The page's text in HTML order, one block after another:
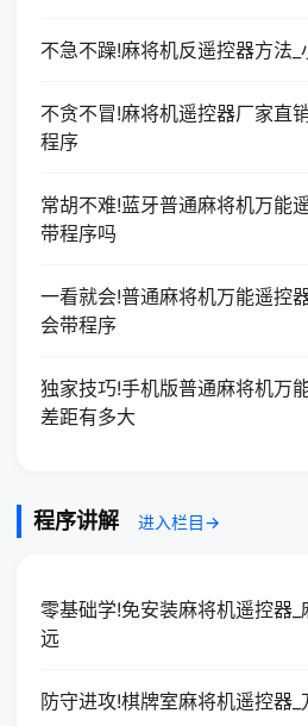
不急不躁!麻将机反遥控器方法
不贪不冒!麻将机遥控器厂家直
程序
常胡不难!蓝牙普通麻将机万能
带程序吗
一看就会!普通麻将机万能遥控
会带程序
独家技巧!手机版普通麻将机万
差距有多大
程序讲解 进入栏目→
零基础学!免安装麻将机遥控器
远
防守进攻!棋牌室麻将机遥控器